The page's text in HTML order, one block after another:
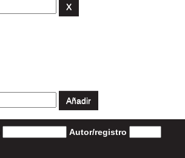
Autor/registro